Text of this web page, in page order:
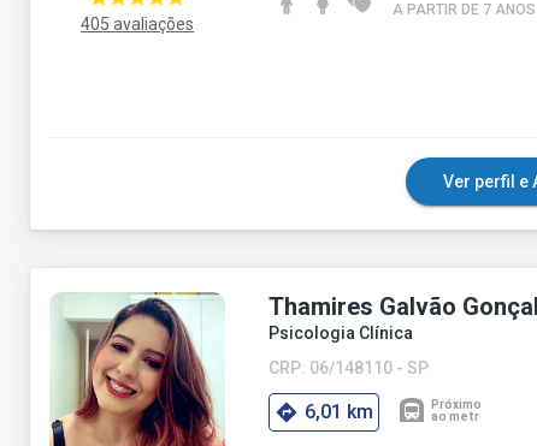
405 avaliações
A PARTIR DE 7 ANOS
Ver perfil e
Thamires Galvão
Psicologia Clínica
CRP: 06/148110 - SP
6,01 km